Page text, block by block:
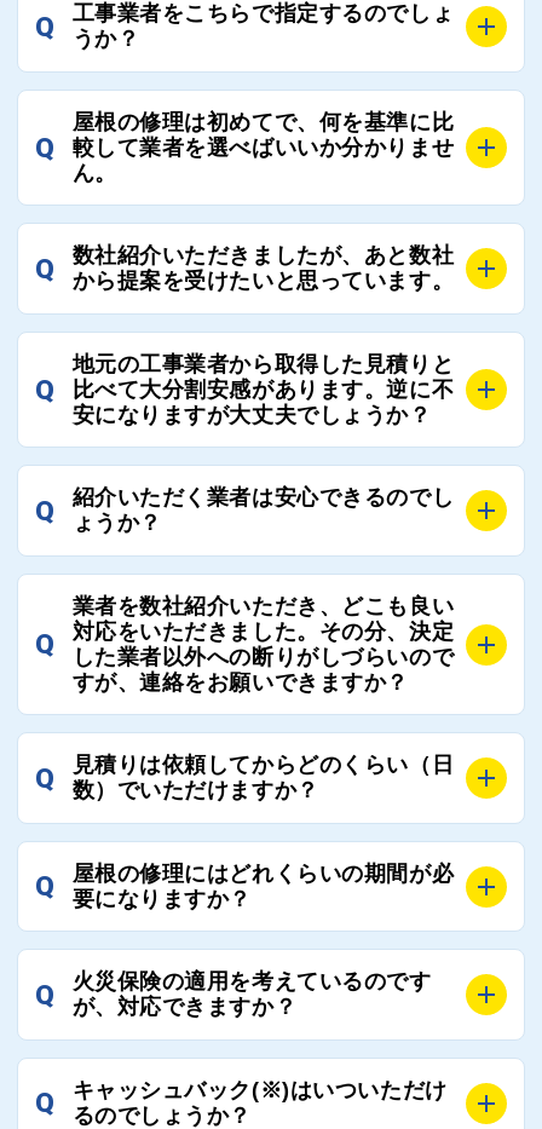
Q
工事業者をこちらで指定するのでしょ
うか？
お客様のご要望をお聞きし、条件に合った工事業者を
最大3社まで選定し、ご紹介いたします。
そのため、お客様に比較する業者を選定いただく必要
Q
屋根の修理は初めてで、何を基準に比
較して業者を選べばいいか分かりませ
ん。
選定基準はお客様によって異なりますが、価格はもち
ろんのこと、実績面や保証面、担当者の人柄や社歴、
し、総合的に判断ください。
また、選定に迷った際などは屋根コネクト事務局へご
連絡いただければ、お客様の屋根修理を全面的にフォ
ローさせていただきます。お気軽にご相談ください。
Q
数社紹介いただきましたが、あと数社
から提案を受けたいと思っています。
全国300社以上の登録業者がございますので、プラス
でご紹介の要望をいただければ、即時屋根コネクトに
て対応させていただきます。お気軽にお申し付けくだ
Q
地元の工事業者から取得した見積りと
比べて大分割安感があります。逆に不
安になりますが大丈夫でしょうか？
残念ながら、リフォーム業界は費用の内訳に不透明な
部分が多く、一見同じ工事でも１００万円以上の差が
屋根コネクトではそのような不安を抱えてしまう屋根
の修理において、適正で公正な工事業者選びのお手伝
いをさせていただくサイトでございます。
まだまだそのような業界だからこそ比較が重要になり
ますので、是非屋根コネクトを活用ください。
Q
紹介いただく業者は安心できるのでし
ょうか？
屋根コネクトでは、お客様の安心を支える「優良工事
業者チェック制度」を設けております。
屋根コネクトにて定期的にお客様アンケートを実施
し、そこで評価の低かった業者は事実確認の上で、屋
根コネクトの判断により即時登録を解除できる契約と
優良業者のみをご紹介できる体制により、お客様の安
心と信頼を維持しております。
Q
業者を数社紹介いただき、どこも良い
対応をいただきました。その分、決定
した業者以外への断りがしづらいので
すが、連絡をお願いできますか？
屋根コネクトにお任せください。屋根コネクトでは、
工事業者へのお断りも無料で代行しております。
れる必要はございませんので、いつでもお気軽にご相
談ください。
Q
見積りは依頼してからどのくらい（日
数）でいただけますか？
工事業者にもよりますが、おおよそ現地調査後3日～1
週間前後にはお届けできます。
ご連絡いただき、屋根コネクトから直ちに紹介の工事
業者へ状況確認の連絡をし、即時対応するよう指示を
いたしますので、お気軽にお申し付けください。
Q
屋根の修理にはどれくらいの期間が必
要になりますか？
工事業者の状況や屋根の状態、工事の内容、天候によ
って工事期間は変わりますが、目安としては、おおよ
また、急ぎの場合などは屋根コネクトとしても全面的
にご協力いたしますので、ご相談ください。可能な限
り期間を短縮できる状況の工事業者を選定させていた
Q
火災保険の適用を考えているのです
が、対応できますか？
風災補償を適用される場合は、専門家による視察と必
Q
キャッシュバック(※)はいついただけ
るのでしょうか？